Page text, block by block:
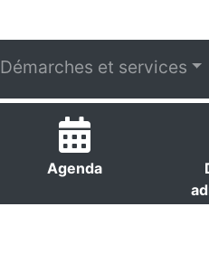
Démarches et services
Agenda